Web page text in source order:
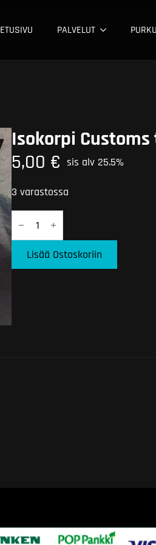
ETUSIVU PALVELUT
Isokorpi
5,00 € sis alv 25.5%
3 varastossa
Isokorpi
Customs
tarra
määrä
Lisää Ostoskoriin